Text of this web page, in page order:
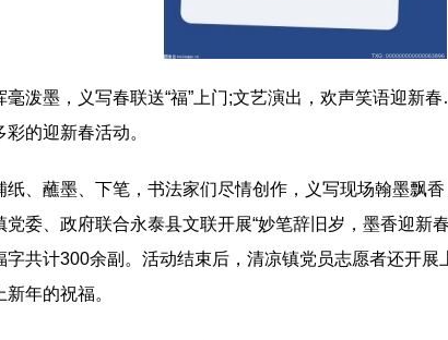
毫泼墨，义写春联送“福”上门;文艺演出，欢声笑语迎新
彩的迎新春活动。
纸、蘸墨、下笔，书法家们尽情创作，义写现场翰墨飘香
党委、政府联合永泰县文联开展“妙笔辞旧岁，墨香迎新
字共计300余副。活动结束后，清凉镇党员志愿者还开展
新年的祝福。